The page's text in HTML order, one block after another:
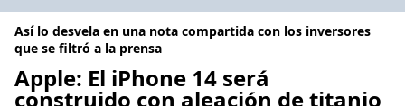
Así lo desvela en una nota compartida con los inversores
que se filtró a la prensa
Apple: El iPhone 14 será
construido con aleación de titanio